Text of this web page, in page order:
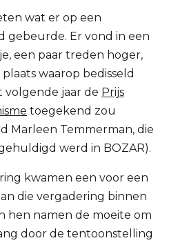
wat er op een
gebeurde. Er vond in een
een paar treden hoger,
waarop bedisseld
volgende jaar de Prijs
toegekend zou
Marleen Temmerman, die
werd in BOZAR).
kwamen een voor een
die vergadering binnen
hen namen de moeite om
door de tentoonstelling